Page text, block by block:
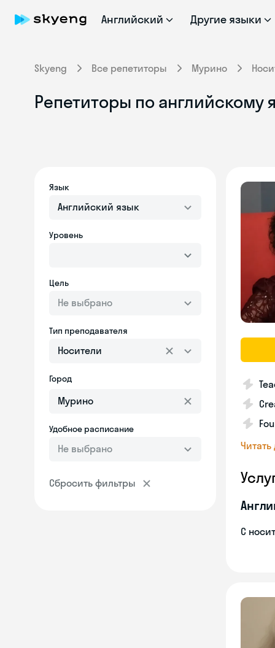
Английский Другие языки
Skyeng Все репетиторы Мурино
Репетиторы по английскому
Язык
Английский язык
Уровень
Цель
Не выбрано
Тип преподавателя
Носители
Город
Удобное расписание
Не выбрано
Сбросить фильтры
С